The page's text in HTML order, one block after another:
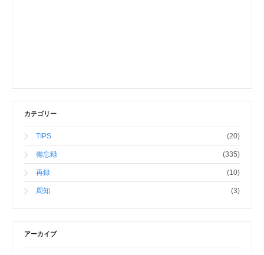
カテゴリー
TIPS (20)
備忘録 (335)
再録 (10)
周知 (3)
アーカイブ